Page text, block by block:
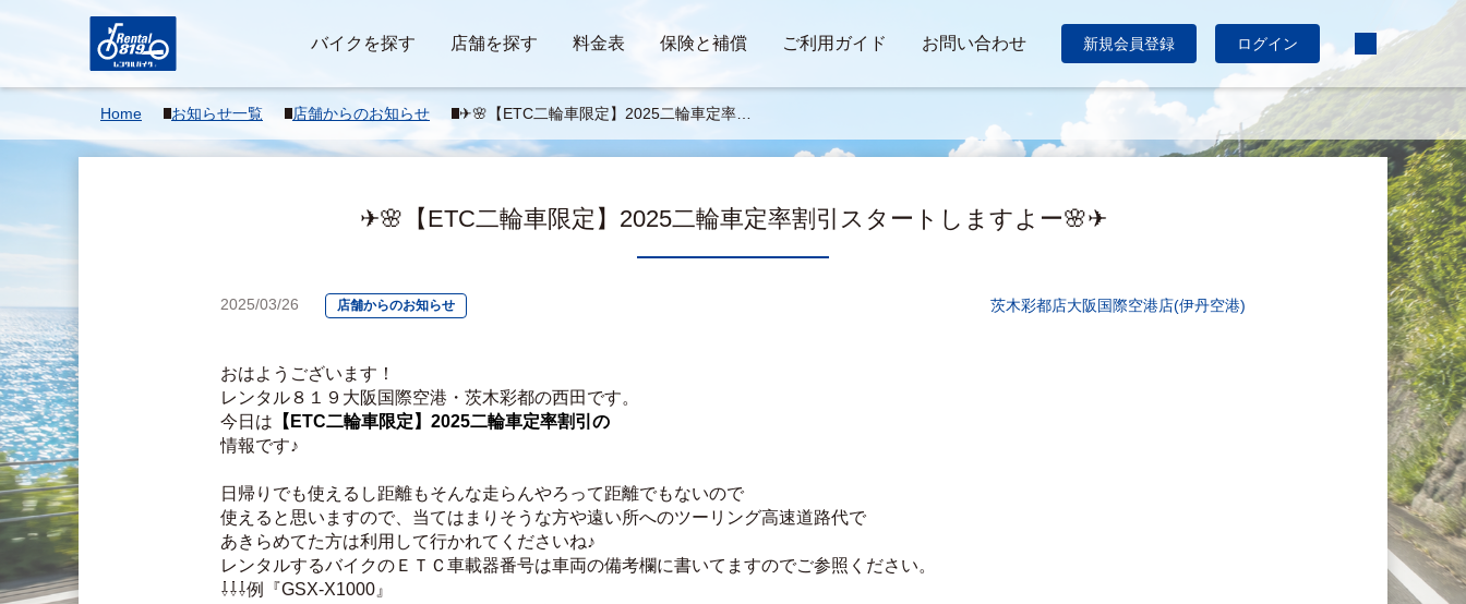
バイクを探す 店舗を探す 料金表 保険と補償 ご利用ガイド お問い合わせ 新規会員登録 ログイン
Home お知らせ一覧 店舗からのお知らせ
✈🌸【ETC二輪車限定】2025二輪車定率割
引スタートしますよー🌸✈
✈🌸【ETC二輪車限定】2025二輪車定率割引スタートしますよー🌸✈
2025/03/26 店舗からのお知らせ 茨木彩都店大阪国際空港店(伊丹空港)
おはようございます！
レンタル８１９大阪国際空港・茨木彩都の西田です。
今日は 【ETC二輪車限定】2025二輪車定率割引の
情報です♪
日帰りでも使えるし距離もそんな走らんやろって距離でもないので
使えると思いますので、当てはまりそうな方や遠い所へのツーリング高速道路代で
あきらめてた方は利用して行かれてくださいね♪
レンタルするバイクのＥＴＣ車載器番号は車両の備考欄に書いてますのでご参照ください。
⇩⇩⇩例『GSX-X1000』